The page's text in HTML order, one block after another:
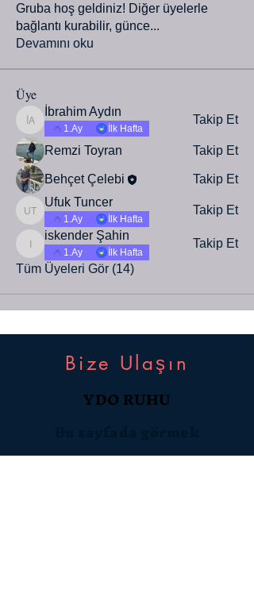
Gruba hoş geldiniz! Diğer üyelerle
bağlantı kurabilir, günce...
Devamını oku
Üye
İbrahim Aydın
İbrahim Aydın
1.Ay İlk Hafta
Takip Et
Remzi Toyran Takip Et
Behçet Çelebi Takip Et
Ufuk Tuncer
Ufuk Tuncer
1.Ay İlk Hafta
Takip Et
iskender Şahin
iskender Şahin
1.Ay İlk Hafta
Takip Et
Tüm Üyeleri Gör (14)
Bize Ulaşın
YDO RUHU
istediklerinizi,